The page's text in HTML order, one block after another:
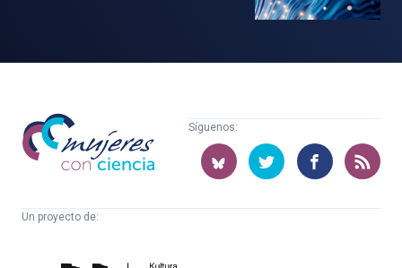
Mujeres
con
ciencia
Síguenos:
Un proyecto de: